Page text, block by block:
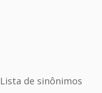
Lista de sinônimos